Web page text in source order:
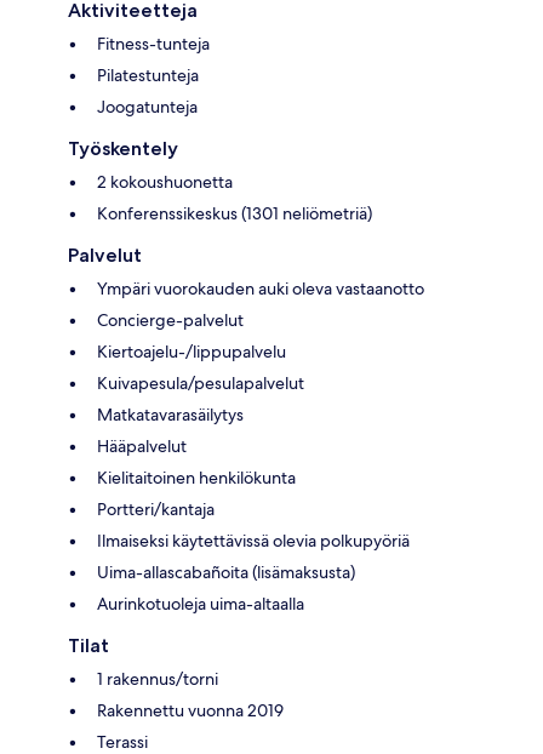
Aktiviteetteja
Fitness-tunteja
Pilatestunteja
Joogatunteja
Työskentely
2 kokoushuonetta
Konferenssikeskus (1301 neliömetriä)
Palvelut
Ympäri vuorokauden auki oleva vastaanotto
Concierge-palvelut
Kiertoajelu-/lippupalvelu
Kuivapesula/pesulapalvelut
Matkatavarasäilytys
Hääpalvelut
Kielitaitoinen henkilökunta
Portteri/kantaja
Ilmaiseksi käytettävissä olevia polkupyöriä
Uima-allascabañoita (lisämaksusta)
Aurinkotuoleja uima-altaalla
Tilat
1 rakennus/torni
Rakennettu vuonna 2019
Terassi